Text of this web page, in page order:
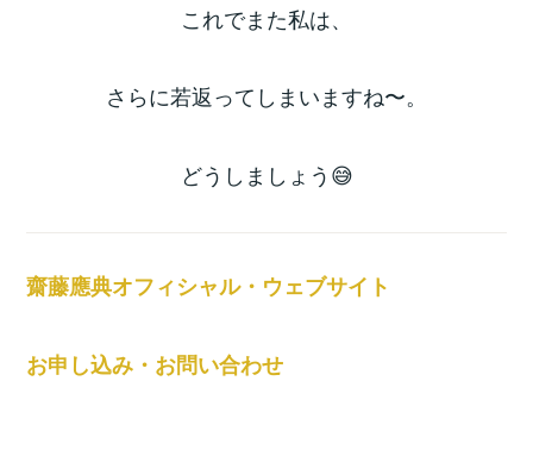
これでまた私は、
さらに若返ってしまいますね〜。
どうしましょう😅
齋藤應典オフィシャル・ウェブサイト
お申し込み・お問い合わせ